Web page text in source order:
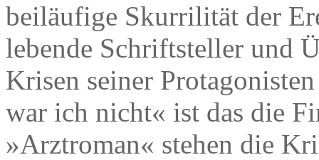
beiläufige Skurrilität der
lebende Schriftsteller und
Krisen seiner
war ich nicht« ist das die
»Arztroman« stehen die